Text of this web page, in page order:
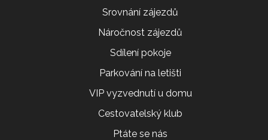
Srovnání zájezdů
Náročnost zájezdů
Sdílení pokoje
Parkování na letišti
VIP vyzvednutí u domu
Cestovatelský klub
Ptáte se nás